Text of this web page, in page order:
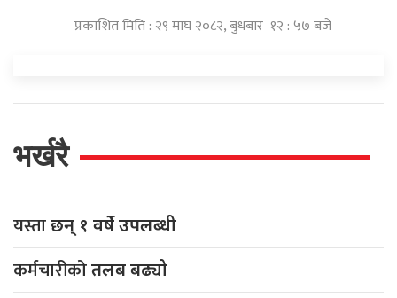
प्रकाशित मिति : २९ माघ २०८२, बुधबार १२ : ५७ बजे
भर्खरै
यस्ताछन् १ वर्षे उपलब्धी
कर्मचारीकोतलब बढ्यो